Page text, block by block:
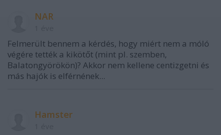
NAR
Felmerült bennem a kérdés, hogy miért nem a móló
végére tették a kikötőt (mint pl. szemben,
Balatongyörökön)? Akkor nem kellene centizgetni és
más hajók is elférnének...
Hamster